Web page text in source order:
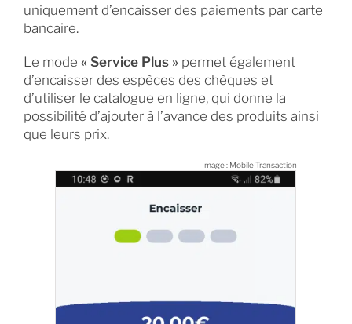
uniquement d’encaisser des paiements par carte
bancaire.
Le mode « Service Plus »permet également
d’encaisser des espèces des chèques et
d’utiliser le catalogue en ligne, qui donne la
possibilité d’ajouter à l’avance des produits ainsi
que leurs prix.
Image : Mobile Transaction